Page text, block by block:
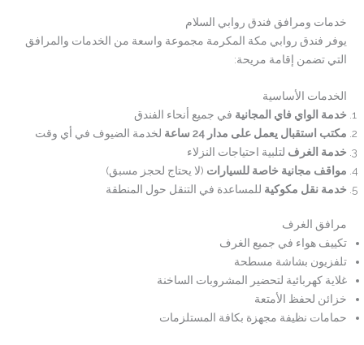
خدمات ومرافق فندق روابي السلام
يوفر فندق روابي مكة المكرمة مجموعة واسعة من الخدمات والمرافق
التي تضمن إقامة مريحة:
الخدمات الأساسية
خدمة الواي فاي المجانية في جميع أنحاء الفندق
مكتب استقبال يعمل على مدار 24 ساعة
لخدمة الضيوف في أي وقت
خدمة الغرف لتلبية احتياجات النزلاء
مواقف مجانية خاصة للسيارات (لا يحتاج لحجز مسبق)
خدمة نقل مكوكية للمساعدة في التنقل حول المنطقة
مرافق الغرف
تكييف هواء في جميع الغرف
تلفزيون بشاشة مسطحة
غلاية كهربائية لتحضير المشروبات الساخنة
خزائن لحفظ الأمتعة
حمامات نظيفة مجهزة بكافة المستلزمات